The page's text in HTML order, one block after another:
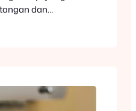
dan
roaster. Salah